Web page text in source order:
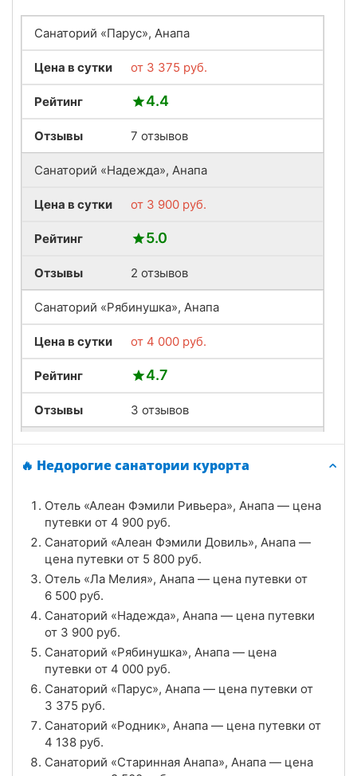
Санаторий «Парус», Анапа
Цена в сутки от 3 375 руб.
Рейтинг 4.4
Отзывы 7 отзывов
Санаторий «Надежда», Анапа
Цена в сутки от 3 900 руб.
Рейтинг 5.0
Отзывы 2 отзывов
Санаторий «Рябинушка», Анапа
Цена в сутки от 4 000 руб.
Рейтинг 4.7
Отзывы 3 отзывов
Санаторий «Родник», Анапа
Рейтинг 4.3
Отзывы 3 отзывов
Санаторий «Старинная Анапа», Анапа
Цена в сутки от8 500 руб.
Рейтинг 4.0
Отзывы 3 отзывов
Санаторий «Алеан Фэмили Довиль», Анапа
Цена в сутки
🔥 Недорогие санатории курорта
Отель «Алеан Фэмили Ривьера», Анапа — цена
путевки от 4 900 руб.
Санаторий «Алеан Фэмили Довиль», Анапа —
цена путевки от 5 800 руб.
Отель «Ла Мелия», Анапа — цена путевки от
6 500 руб.
Санаторий «Надежда», Анапа — цена путевки
от 3 900 руб.
Санаторий «Рябинушка», Анапа — цена
путевки от 4 000 руб.
Санаторий «Парус», Анапа — цена путевки от
3 375 руб.
Санаторий «Родник», Анапа — цена путевки от
4 138 руб.
Санаторий «Старинная Анапа», Анапа — цена